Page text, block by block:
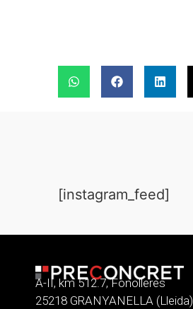
[instagram_feed]
A-II, km 512.7, Fonolleres
25218 GRANYANELLA (Lleida)